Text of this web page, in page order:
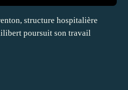
structure hospitalière
poursuit son travail